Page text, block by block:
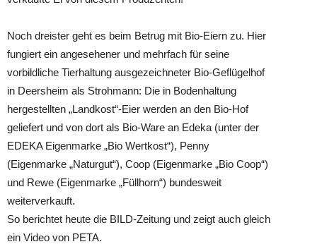
Noch dreister geht es beim Betrug mit Bio-Eiern zu. Hier
fungiert ein angesehener und mehrfach für seine
vorbildliche Tierhaltung ausgezeichneter Bio-Geflügelhof
in Deersheim als Strohmann: Die in Bodenhaltung
hergestellten „Landkost“-Eier werden an den Bio-Hof
geliefert und von dort als Bio-Ware an Edeka (unter der
EDEKA Eigenmarke „Bio Wertkost“), Penny
(Eigenmarke „Naturgut“), Coop (Eigenmarke „Bio Coop“)
und Rewe (Eigenmarke „Füllhorn“) bundesweit
weiterverkauft.
So berichtet heute die BILD-Zeitung und zeigt auch gleich
ein Video von PETA.